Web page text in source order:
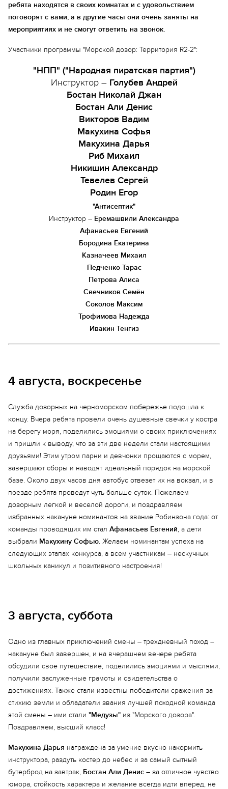
ребята находятся в своих комнатах и с удовольствием
поговорят с вами, а в другие часы они очень заняты на
мероприятиях и не смогут ответить на звонок.
Участники программы "Морской дозор: Территория R2-2":
"НПП" ("Народная пиратская партия")
Инструктор – Голубев Андрей
Бостан Николай Джан
Бостан Али Денис
Викторов Вадим
Макухина Софья
Макухина Дарья
Риб Михаил
Никишин Александр
Тевелев Сергей
Родин Егор
"Антисептик"
Инструктор – Еремашвили Александра
Афанасьев Евгений
Бородина Екатерина
Казначеев Михаил
Педченко Тарас
Петрова Алиса
Свечников Семён
Соколов Максим
Трофимова Надежда
Ивакин Тенгиз
4 августа, воскресенье
Служба дозорных на черноморском побережье подошла к
концу. Вчера ребята провели очень душевные свечки у костра
на берегу моря, поделились эмоциями о своих приключениях
и пришли к выводу, что за эти две недели стали настоящими
друзьями! Этим утром парни и девчонки прощаются с морем,
завершают сборы и наводят идеальный порядок на морской
базе. Около двух часов дня автобус отвезет их на вокзал, и в
поезде ребята проведут чуть больше суток. Пожелаем
дозорным легкой и веселой дороги, и поздравляем
избранных накануне номинантов на звание Робинзона года: от
команды проводящих им стал Афанасьев Евгений, а дети
выбрали Макухину Софью. Желаем номинантам успеха на
следующих этапах конкурса, а всем участникам – нескучных
школьных каникул и позитивного настроения!
3 августа, суббота
Одно из главных приключений смены – трехдневный поход –
накануне был завершен, и на вчерашнем вечере ребята
обсудили свое путешествие, поделились эмоциями и мыслями,
получили заслуженные грамоты и свидетельства о
достижениях. Также стали известны победители сражения за
стихию земли и обладатели звания лучшей походной команда
этой смены – ими стали "Медузы" из "Морского дозора".
Поздравляем, высший класс!
Макухина Дарья награждена за умение вкусно накормить
инструктора, раздуть костер до небес и за самый сытный
бутерброд на завтрак, Бостан Али Денис – за отличное чувство
юмора, стойкость характера и желание всегда идти вперед, не